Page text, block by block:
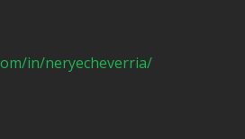
in/neryecheverria/